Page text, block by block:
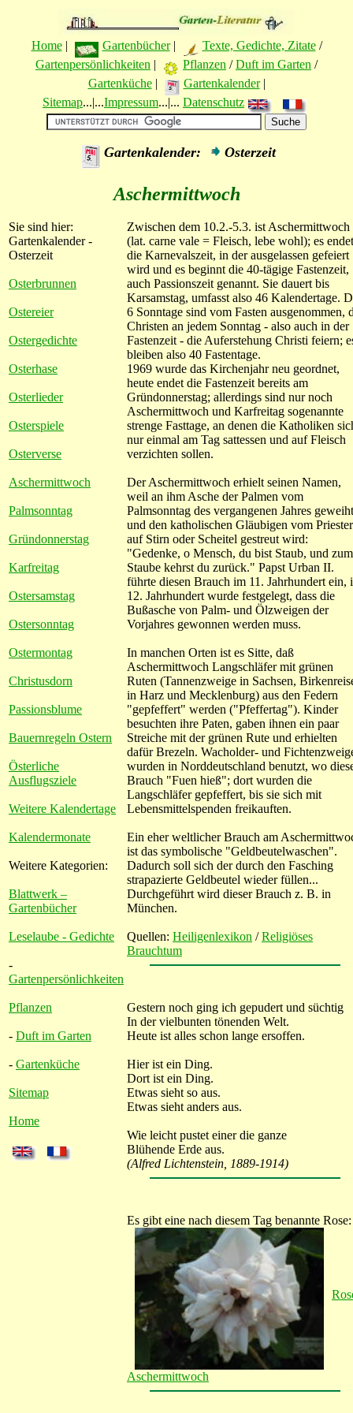
Home| Gartenbücher| Texte, Gedichte, Zitate/
Gartenpersönlichkeiten | Pflanzen /Duft im Garten /
Gartenküche| Gartenkalender|
Sitemap...|...Impressum...|... Datenschutz
Gartenkalender: Osterzeit
Aschermittwoch
Sie sind hier:
Gartenkalender -
Osterzeit
Osterbrunnen
Ostereier
Ostergedichte
Osterhase
Osterlieder
Osterspiele
Osterverse
Aschermittwoch
Palmsonntag
Gründonnerstag
Karfreitag
Ostersamstag
Ostersonntag
Ostermontag
Christusdorn
Passionsblume
Bauernregeln Ostern
Österliche
Ausflugsziele
Weitere Kalendertage
Kalendermonate
Weitere Kategorien:
Blattwerk –
Gartenbücher
Leselaube - Gedichte
-
Gartenpersönlichkeiten
Pflanzen
- Duft im Garten
- Gartenküche
Sitemap
Home
Zwischen dem 10.2.-5.3. ist Aschermittwoch
(lat. carne vale = Fleisch, lebe wohl); es endet
die Karnevalszeit, in der ausgelassen gefeiert
wird und es beginnt die 40-tägige Fastenzeit,
auch Passionszeit genannt. Sie dauert bis
Karsamstag, umfasst also 46 Kalendertage.
6 Sonntage sind vom Fasten ausgenommen,
Christen an jedem Sonntag - also auch in der
Fastenzeit - die Auferstehung Christi feiern;
bleiben also 40 Fastentage.
1969 wurde das Kirchenjahr neu geordnet,
heute endet die Fastenzeit bereits am
Gründonnerstag; allerdings sind nur noch
Aschermittwoch und Karfreitag sogenannte
strenge Fasttage, an denen die Katholiken
nur einmal am Tag sattessen und auf Fleisch
verzichten sollen.
Der Aschermittwoch erhielt seinen Namen,
weil an ihm Asche der Palmen vom
Palmsonntag des vergangenen Jahres geweiht
und den katholischen Gläubigen vom Priester
auf Stirn oder Scheitel gestreut wird:
"Gedenke, o Mensch, du bist Staub, und zum
Staube kehrst du zurück." Papst Urban II.
führte diesen Brauch im 11. Jahrhundert ein,
12. Jahrhundert wurde festgelegt, dass die
Bußasche von Palm- und Ölzweigen der
Vorjahres gewonnen werden muss.
In manchen Orten ist es Sitte, daß
Aschermittwoch Langschläfer mit grünen
Ruten (Tannenzweige in Sachsen,
in Harz und Mecklenburg) aus den Federn
"gepfeffert" werden ("Pfeffertag"). Kinder
besuchten ihre Paten, gaben ihnen ein paar
Streiche mit der grünen Rute und erhielten
dafür Brezeln. Wacholder- und
wurden in Norddeutschland benutzt, wo
Brauch "Fuen hieß"; dort wurden die
Langschläfer gepfeffert, bis sie sich mit
Lebensmittelspenden freikauften.
Ein eher weltlicher Brauch am
ist das symbolische "Geldbeutelwaschen".
Dadurch soll sich der durch den Fasching
strapazierte Geldbeutel wieder füllen...
Durchgeführt wird dieser Brauch z. B. in
München.
Quellen: Heiligenlexikon /Religiöses
Brauchtum
Gestern noch ging ich gepudert und süchtig
In der vielbunten tönenden Welt.
Heute ist alles schon lange ersoffen.
Hier ist ein Ding.
Dort ist ein Ding.
Etwas sieht so aus.
Etwas sieht anders aus.
Wie leicht pustet einer die ganze
Blühende Erde aus.
(Alfred Lichtenstein, 1889-1914)
Es gibt eine nach diesem Tag benannte Rose:
Aschermittwoch